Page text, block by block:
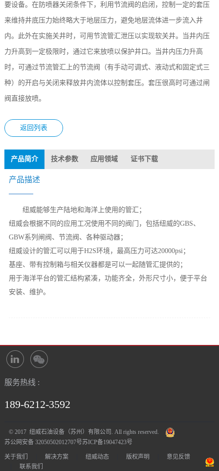
要设备。在防喷器关闭条件下，利用节流阀的启闭，控制一定的套压
来维持井底压力始终略大于地层压力，避免地层流体进一步流入井
内。此外在实施关井时，可用节流管汇泄压以实现软关井。当井内压
力升高到一定极限时，通过它来放喷以保护井口。当井内压力升高
时，可通过节流管汇上的节流阀（有手动可调式、液动式和固定式三
种）的开启与关闭来释放井内流体以控制套压。套压很高时可通过闸
阀直接放喷。
返回列表
产品简介 技术参数 应用领域 证书下载
产品描述
纽威能够生产陆地和海洋上使用的管汇；
纽威会根据不同的应用工况使用不同的阀门，包括纽威的GBS、
GBW系列闸阀、节流阀、各种驱动器；
纽威设计的管汇可以用于H2S环境，最高压力可达20000psi；
基座、带有控制箱与相关仪器都是可以一起随管汇提供的；
用于海洋平台的管汇结构紧凑，功能齐全，外形尺寸小，便于平台
安装、维护。
服务热线 :
189-6212-3592
© 2017 纽威石油设备（苏州）有限公司. All rights reserved.
苏公网安备 32050502012707号苏ICP备19047423号
关于我们 解决方案 纽威动态 版权声明 意见反馈
联系我们